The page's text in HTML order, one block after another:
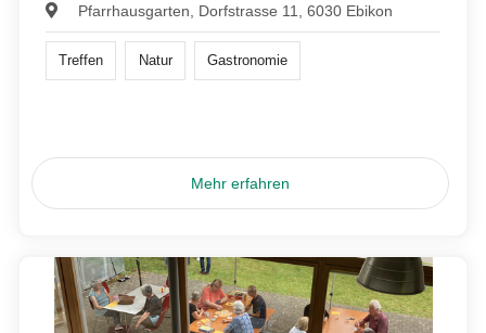
Pfarrhausgarten, Dorfstrasse 11, 6030 Ebikon
Treffen Natur Gastronomie
Mehr erfahren